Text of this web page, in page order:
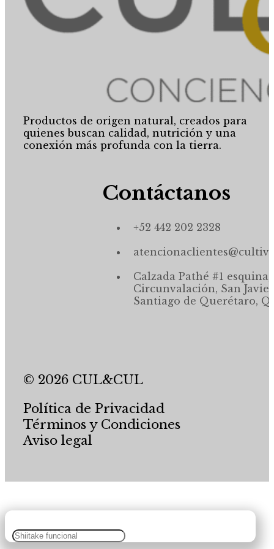
Productos de origen natural, creados para
quienes buscan calidad, nutrición y una
conexión más profunda con la tierra.
Contáctanos
+52 442 202 2328
Calzada Pathé #1 esquina,
Circunvalación, San
Santiago de Querétaro,
© 2026 CUL&CUL
Política de Privacidad
Términos y Condiciones
Aviso legal